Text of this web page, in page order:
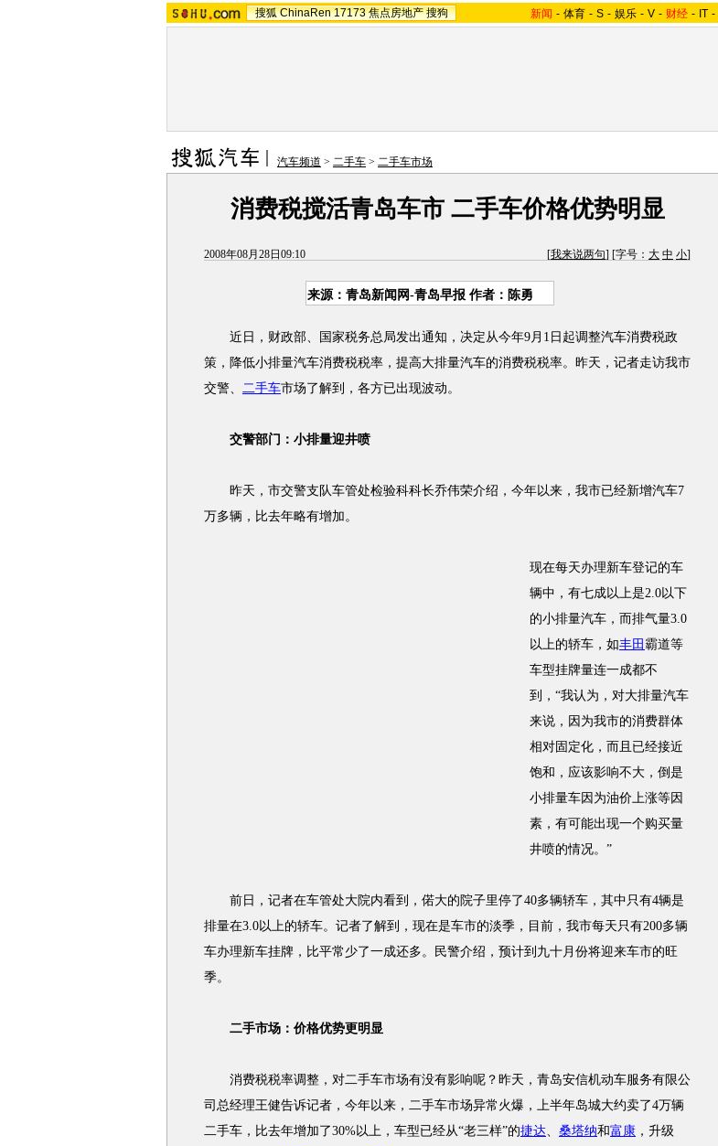
搜狐 ChinaRen 17173 焦点房地产 搜狗 新闻 - 体育 - S - 娱乐 - V - 财经 - IT -
汽车频道 > 二手车 > 二手车市场
消费税搅活青岛车市 二手车价格优势明显
2008年08月28日09:10 [我来说两句] [字号： 大 中 小]
来源：青岛新闻网-青岛早报 作者：陈勇
近日，财政部、国家税务总局发出通知，决定从今年9月1日起调整汽车消费税政
策，降低小排量汽车消费税税率，提高大排量汽车的消费税税率。昨天，记者走访我市
交警、 二手车市场了解到，各方已出现波动。
交警部门：小排量迎井喷
昨天，市交警支队车管处检验科科长乔伟荣介绍，今年以来，我市已经新增汽车7
万多辆，比去年略有增加。
现在每天办理新车登记的车
辆中，有七成以上是2.0以下
的小排量汽车，而排气量3.0
以上的轿车，如丰田 霸道等
车型挂牌量连一成都不
到，“我认为，对大排量汽车
来说，因为我市的消费群体
相对固定化，而且已经接近
饱和，应该影响不大，倒是
小排量车因为油价上涨等因
素，有可能出现一个购买量
井喷的情况。”
前日，记者在车管处大院内看到，偌大的院子里停了40多辆轿车，其中只有4辆是
排量在3.0以上的轿车。记者了解到，现在是车市的淡季，目前，我市每天只有200多辆
车办理新车挂牌，比平常少了一成还多。民警介绍，预计到九十月份将迎来车市的旺
季。
二手市场：价格优势更明显
消费税税率调整，对二手车市场有没有影响呢？昨天，青岛安信机动车服务有限公
司总经理王健告诉记者，今年以来，二手车市场异常火爆，上半年岛城大约卖了4万辆
二手车，比去年增加了30%以上，车型已经从“老三样”的捷达、 桑塔纳和富康 ，升级